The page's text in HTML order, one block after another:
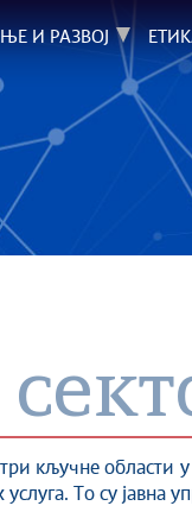
И РАЗВОЈ
кључне области
То су јавна